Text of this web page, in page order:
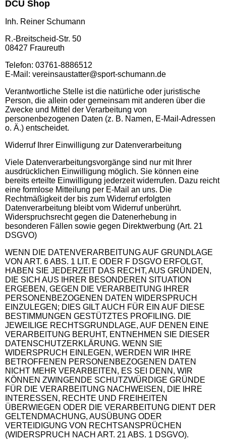
DCU Shop
Inh. Reiner Schumann
R.-Breitscheid-Str. 50
08427 Fraureuth
Telefon: 03761-8886512
E-Mail: vereinsaustatter@sport-schumann.de
Verantwortliche Stelle ist die natürliche oder juristische
Person, die allein oder gemeinsam mit anderen über die
Zwecke und Mittel der Verarbeitung von
personenbezogenen Daten (z. B. Namen, E-Mail-Adressen
o. Ä.) entscheidet.
Widerruf Ihrer Einwilligung zur Datenverarbeitung
Viele Datenverarbeitungsvorgänge sind nur mit Ihrer
ausdrücklichen Einwilligung möglich. Sie können eine
bereits erteilte Einwilligung jederzeit widerrufen. Dazu reicht
eine formlose Mitteilung per E-Mail an uns. Die
Rechtmäßigkeit der bis zum Widerruf erfolgten
Datenverarbeitung bleibt vom Widerruf unberührt.
Widerspruchsrecht gegen die Datenerhebung in
besonderen Fällen sowie gegen Direktwerbung (Art. 21
DSGVO)
WENN DIE DATENVERARBEITUNG AUF GRUNDLAGE
VON ART. 6 ABS. 1 LIT. E ODER F DSGVO ERFOLGT,
HABEN SIE JEDERZEIT DAS RECHT, AUS GRÜNDEN,
DIE SICH AUS IHRER BESONDEREN SITUATION
ERGEBEN, GEGEN DIE VERARBEITUNG IHRER
PERSONENBEZOGENEN DATEN WIDERSPRUCH
EINZULEGEN; DIES GILT AUCH FÜR EIN AUF DIESE
BESTIMMUNGEN GESTÜTZTES PROFILING. DIE
JEWEILIGE RECHTSGRUNDLAGE, AUF DENEN EINE
VERARBEITUNG BERUHT, ENTNEHMEN SIE DIESER
DATENSCHUTZERKLÄRUNG. WENN SIE
WIDERSPRUCH EINLEGEN, WERDEN WIR IHRE
BETROFFENEN PERSONENBEZOGENEN DATEN
NICHT MEHR VERARBEITEN, ES SEI DENN, WIR
KÖNNEN ZWINGENDE SCHUTZWÜRDIGE GRÜNDE
FÜR DIE VERARBEITUNG NACHWEISEN, DIE IHRE
INTERESSEN, RECHTE UND FREIHEITEN
ÜBERWIEGEN ODER DIE VERARBEITUNG DIENT DER
GELTENDMACHUNG, AUSÜBUNG ODER
VERTEIDIGUNG VON RECHTSANSPRÜCHEN
(WIDERSPRUCH NACH ART. 21 ABS. 1 DSGVO).